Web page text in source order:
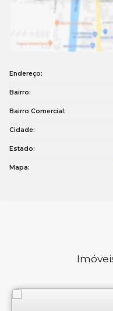
Endereço:
Bairro:
Bairro Comercial:
Cidade:
Estado:
Mapa: